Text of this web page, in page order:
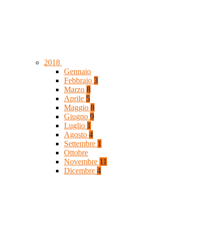
2018
Gennaio
Febbraio 3
Marzo 8
Aprile 5
Maggio 8
Giugno 9
Luglio 1
Agosto 4
Settembre 1
Ottobre
Novembre 11
Dicembre 4